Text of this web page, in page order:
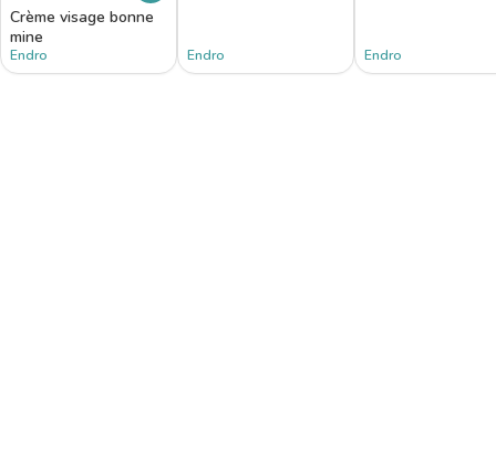
Crème visage bonne
mine
Endro Endro Endro